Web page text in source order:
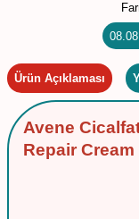
Ürün Açıklaması
Avene
Repair Cream